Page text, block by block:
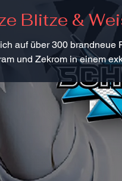
Blitze &
auf über 300
und Zekrom in einem